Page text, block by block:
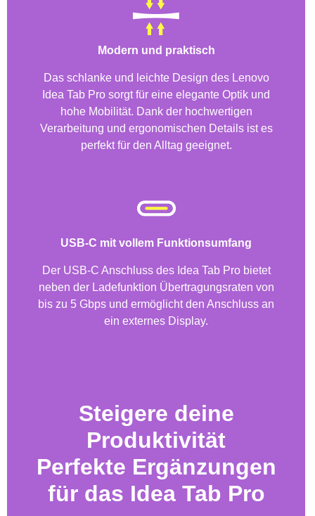
Modern und praktisch
Das schlanke und leichte Design des Lenovo
Idea Tab Pro sorgt für eine elegante Optik und
hohe Mobilität. Dank der hochwertigen
Verarbeitung und ergonomischen Details ist es
perfekt für den Alltag geeignet.
USB-C mit vollem Funktionsumfang
Der USB-C Anschluss des Idea Tab Pro bietet
neben der Ladefunktion Übertragungsraten von
bis zu 5 Gbps und ermöglicht den Anschluss an
ein externes Display.
Steigere deine
Produktivität
Perfekte Ergänzungen
für das Idea Tab Pro